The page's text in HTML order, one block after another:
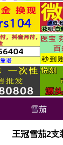
雪茄
王冠雪茄2支